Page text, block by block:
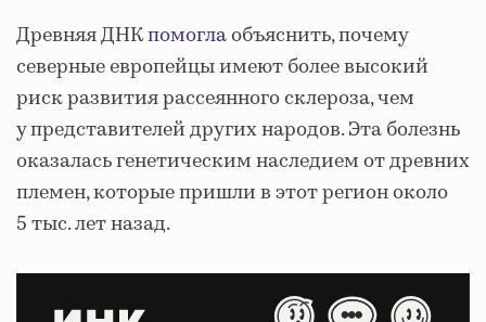
Древняя ДНКпомоглаобъяснить, почему
северные европейцы имеют более высокий
риск развития рассеянного склероза, чем
у представителей других народов. Эта болезнь
оказалась генетическим наследием от древних
племен, которые пришли в этот регион около
5 тыс. лет назад.